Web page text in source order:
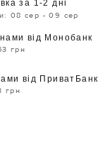
за 1-2 дні
08 сер - 09 сер
від Монобанк
грн
від ПриватБанк
грн